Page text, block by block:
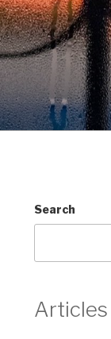
Search